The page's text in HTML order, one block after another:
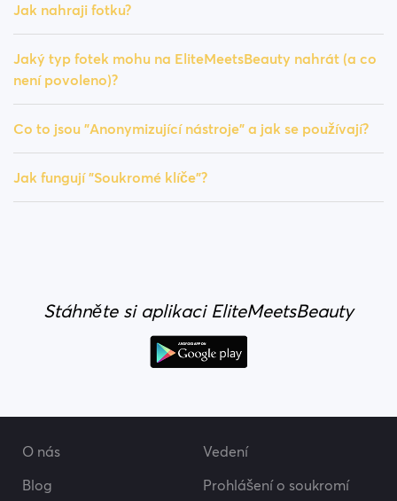
Jak nahraji fotku?
Jaký typ fotek mohu na EliteMeetsBeauty nahrát (a co
není povoleno)?
Co to jsou "Anonymizující nástroje" a jak se používají?
Jak fungují "Soukromé klíče"?
Stáhněte si aplikaci EliteMeetsBeauty
O nás
Vedení
Blog
Prohlášení o soukromí